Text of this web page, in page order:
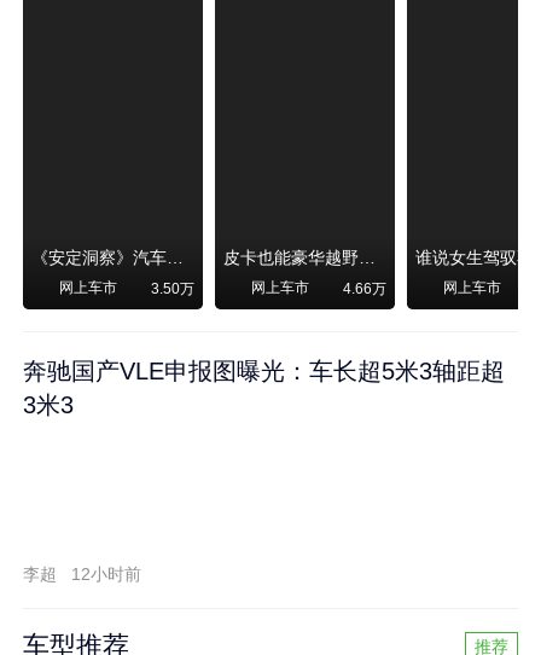
《安定洞察》汽车烧不烧油，和石油安全无关！
网上车市 3.50万
皮卡也能豪华越野！纵横F700上市，限时卖29.99万起
网上车市 4.66万 网上车市
奔驰国产VLE申报图曝光：车长超5米3轴距超
3米3
李超 12小时前
车型推荐 推荐